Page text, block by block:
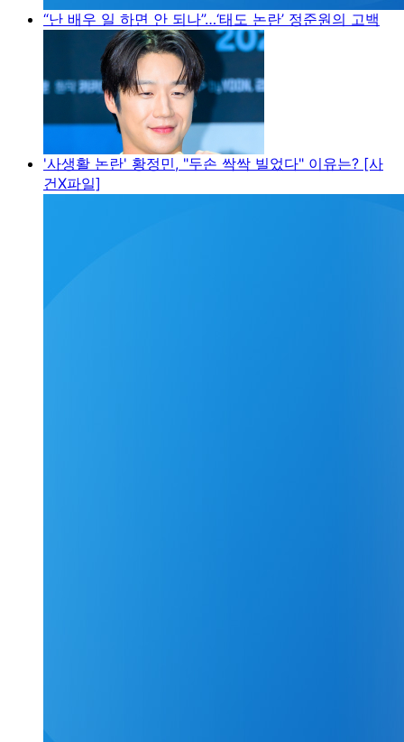
“난 배우 일 하면 안 되나”…‘태도 논란’ 정준원의 고백
'사생활 논란' 황정민, "두손 싹싹 빌었다" 이유는? [사
건X파일]